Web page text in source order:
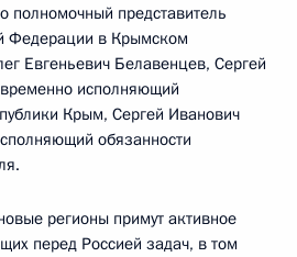
полномочный представитель
Федерации в Крымском
Евгеньевич Белавенцев, Сергей
исполняющий
Крым, Сергей Иванович
обязанности
регионы примут активное
перед Россией задач, в том